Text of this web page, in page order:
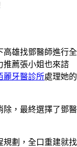
高雄找鄧醫師進行全
推薦張小姐也來諮
麗牙醫診所處理她的
除，最終選擇了鄧醫
規劃，全口重建就找